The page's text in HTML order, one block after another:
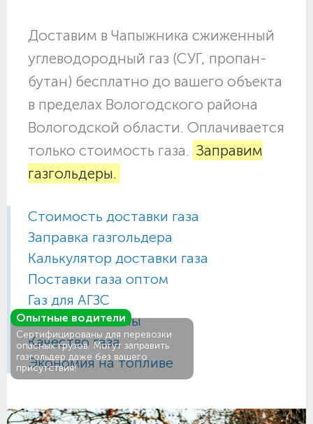
Доставим в Чапыжника сжиженный
углеводородный газ (СУГ, пропан-
бутан) бесплатно до вашего объекта
в пределах Вологодского района
Вологодской области. Оплачивается
только стоимость газа. Заправим
газгольдеры.
Стоимость доставки газа
Заправка газгольдера
Калькулятор доставки газа
Поставки газа оптом
Газ для АГЗС
Газовые баллоны
Качество газа
Экономия на топливе
Опытные водители
Сертифицированы для перевозки
опасных грузов. Могут заправить
газгольдер даже без вашего
присутствия!